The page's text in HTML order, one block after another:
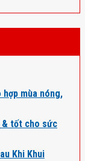
hợp mùa nóng,
& tốt cho sức
Khi Khui